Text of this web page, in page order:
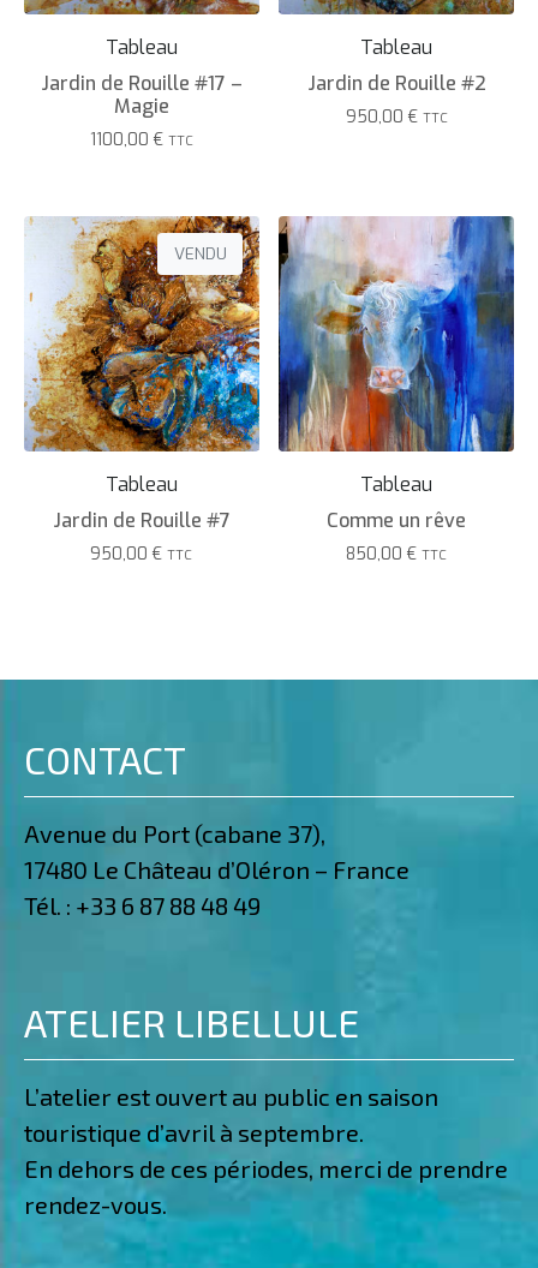
Tableau
Jardin de Rouille #17 –
Magie
1100,00 € TTC
Tableau
Jardin de Rouille #2
950,00 € TTC
VENDU
Tableau
Jardin de Rouille #7
950,00€ TTC
Tableau
Comme un rêve
850,00€ TTC
CONTACT
Avenue du Port (cabane 37),
17480 Le Château d’Oléron – France
Tél. : +33 6 87 88 48 49
ATELIER LIBELLULE
L’atelier est ouvert au public en saison
touristique d’avril à septembre.
En dehors de ces périodes, merci de prendre
rendez-vous.